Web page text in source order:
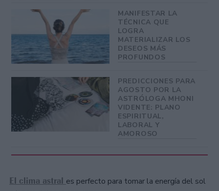
MANIFESTAR LA
TÉCNICA QUE
LOGRA
MATERIALIZAR LOS
DESEOS MÁS
PROFUNDOS
PREDICCIONES PARA
AGOSTO POR LA
ASTRÓLOGA MHONI
VIDENTE: PLANO
ESPIRITUAL,
LABORAL Y
AMOROSO
El clima astral es perfecto para tomar la energía del sol